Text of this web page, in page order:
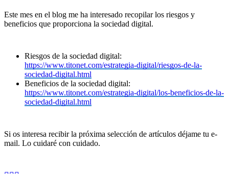
Este mes en el blog me ha interesado recopilar los riesgos y
beneficios que proporciona la sociedad digital.
Riesgos de la sociedad digital:
https://www.titonet.com/estrategia-digital/riesgos-de-la-
sociedad-digital.html
Beneficios de la sociedad digital:
https://www.titonet.com/estrategia-digital/los-beneficios-de-la-
sociedad-digital.html
Si os interesa recibir la próxima selección de artículos déjame tu e-
mail. Lo cuidaré con cuidado.